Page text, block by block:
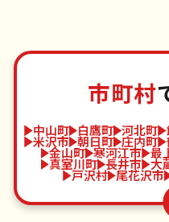
市町村
中山町 白鷹町 河北町
米沢市 朝日町 庄内町
金山町 寒河江市 最
真室川町 長井市 大
戸沢村 尾花沢市